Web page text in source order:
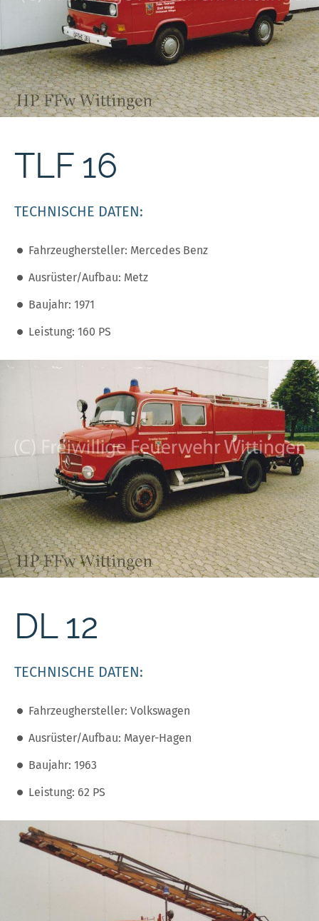
TLF 16
TECHNISCHE DATEN:
Fahrzeughersteller: Mercedes Benz
Ausrüster/Aufbau: Metz
Baujahr: 1971
Leistung: 160 PS
DL 12
TECHNISCHE DATEN:
Fahrzeughersteller: Volkswagen
Ausrüster/Aufbau: Mayer-Hagen
Baujahr: 1963
Leistung: 62 PS